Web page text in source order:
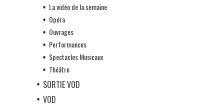
La vidéo de la semaine
Opéra
Ouvrages
Performances
Spectacles Musicaux
Théâtre
SORTIE VOD
VOD